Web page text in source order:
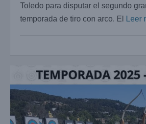
Toledo para disputar el segundo
temporada de tiro con arco. El